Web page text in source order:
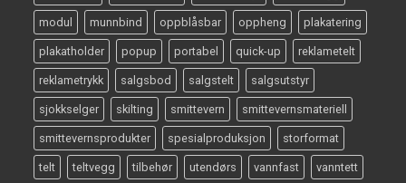
modul munnbind oppblåsbar oppheng plakatering
plakatholder popup portabel quick-up reklametelt
reklametrykk salgsbod salgstelt salgsutstyr
sjokkselger skilting smittevern smittevernsmateriell
smittevernsprodukter spesialproduksjon storformat
telt teltvegg tilbehør utendørs vannfast vanntett